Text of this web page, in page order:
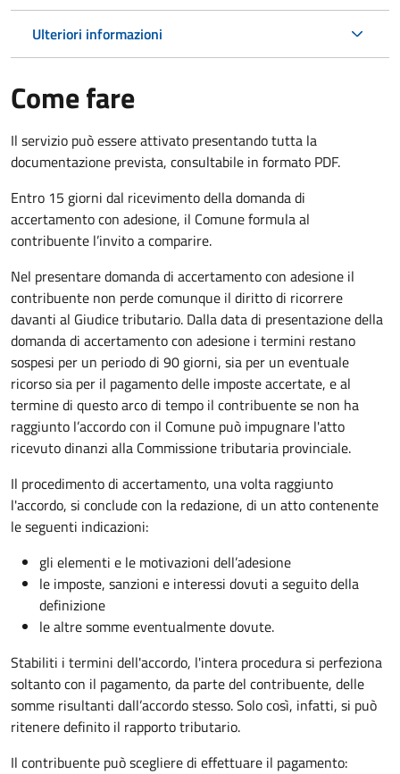
Ulteriori informazioni
Come fare
Il servizio può essere attivato presentando tutta la
documentazione prevista, consultabile in formato PDF.
Entro 15 giorni dal ricevimento della domanda di
accertamento con adesione, il Comune formula al
contribuente l’invito a comparire.
Nel presentare domanda di accertamento con adesione il
contribuente non perde comunque il diritto di ricorrere
davanti al Giudice tributario. Dalla data di presentazione della
domanda di accertamento con adesione i termini restano
sospesi per un periodo di 90 giorni, sia per un eventuale
ricorso sia per il pagamento delle imposte accertate, e al
termine di questo arco di tempo il contribuente se non ha
raggiunto l’accordo con il Comune può impugnare l'atto
ricevuto dinanzi alla Commissione tributaria provinciale.
Il procedimento di accertamento, una volta raggiunto
l'accordo, si conclude con la redazione, di un atto contenente
le seguenti indicazioni:
gli elementi e le motivazioni dell’adesione
le imposte, sanzioni e interessi dovuti a seguito della
definizione
le altre somme eventualmente dovute.
Stabiliti i termini dell'accordo, l'intera procedura si perfeziona
soltanto con il pagamento, da parte del contribuente, delle
somme risultanti dall’accordo stesso. Solo così, infatti, si può
ritenere definito il rapporto tributario.
Il contribuente può scegliere di effettuare il pagamento: